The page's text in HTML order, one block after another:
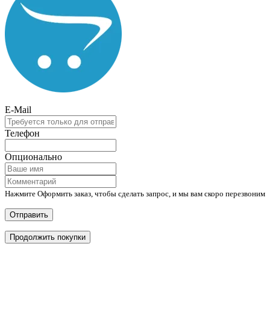
E-Mail
Телефон
Опционально
Нажмите Оформить заказ, чтобы сделать запрос, и мы вам скоро перезвоним
Отправить
Продолжить покупки